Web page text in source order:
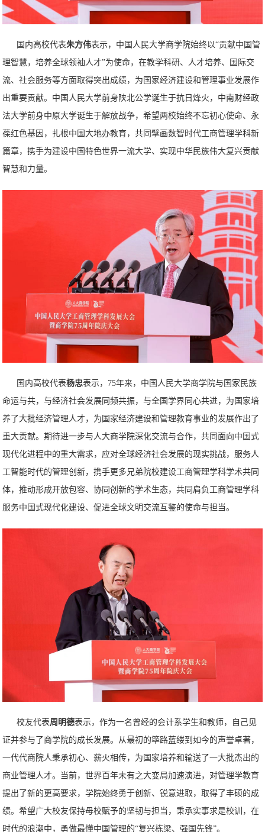
国内高校代表朱方伟表示，中国人民大学商学院始终以“贡献中国管
理智慧，培养全球领袖人才”为使命，在教学科研、人才培养、国际交
流、社会服务等方面取得突出成绩，为国家经济建设和管理事业发展作
出重要贡献。中国人民大学前身陕北公学诞生于抗日烽火，中南财经政
法大学前身中原大学诞生于解放战争，希望两校始终不忘初心使命、永
葆红色基因，扎根中国大地办教育，共同擘画数智时代工商管理学科新
篇章，携手为建设中国特色世界一流大学、实现中华民族伟大复兴贡献
智慧和力量。
国内高校代表杨忠表示，75年来，中国人民大学商学院与国家民族
命运与共，与经济社会发展同频共振，与全国学界同心共进，为国家培
养了大批经济管理人才，为国家经济建设和管理教育事业的发展作出了
重大贡献。期待进一步与人大商学院深化交流与合作，共同面向中国式
现代化进程中的重大需求，应对全球经济社会发展的现实挑战，服务人
工智能时代的管理创新，携手更多兄弟院校建设工商管理学科学术共同
体，推动形成开放包容、协同创新的学术生态，共同肩负工商管理学科
服务中国式现代化建设、促进全球文明交流互鉴的使命与担当。
校友代表周明德表示，作为一名曾经的会计系学生和教师，自己见
证并参与了商学院的成长发展。从最初的筚路蓝缕到如今的声誉卓著，
一代代商院人秉承初心、薪火相传，为国家培养和输送了一大批杰出的
商业管理人才。当前，世界百年未有之大变局加速演进，对管理学教育
提出了新的更高要求，学院始终勇于创新、锐意进取，取得了丰硕的成
绩。希望广大校友保持母校赋予的坚韧与担当，秉承实事求是校训，在
时代的浪潮中，勇做最懂中国管理的“复兴栋梁、强国先锋”。